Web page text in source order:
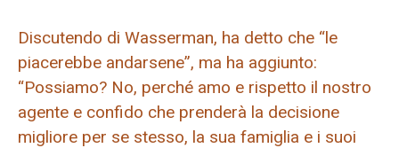
Discutendo di Wasserman, ha detto che “le
piacerebbe andarsene”, ma ha aggiunto:
“Possiamo? No, perché amo e rispetto il nostro
agente e confido che prenderà la decisione
migliore per se stesso, la sua famiglia e i suoi